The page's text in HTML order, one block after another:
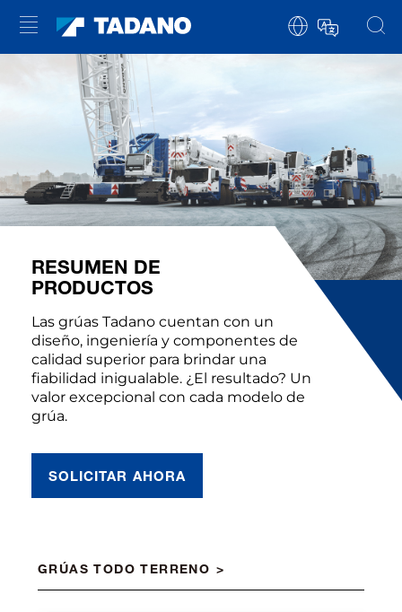
RESUMEN DE
PRODUCTOS
Las grúas Tadano cuentan con un
diseño, ingeniería y componentes de
calidad superior para brindar una
fiabilidad inigualable. ¿El resultado? Un
valor excepcional con cada modelo de
grúa.
SOLICITAR AHORA
GRÚAS TODO TERRENO